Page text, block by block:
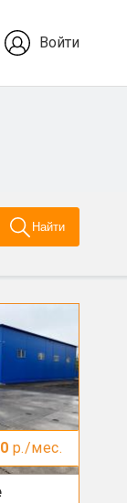
Войти
Найти
р./мес.